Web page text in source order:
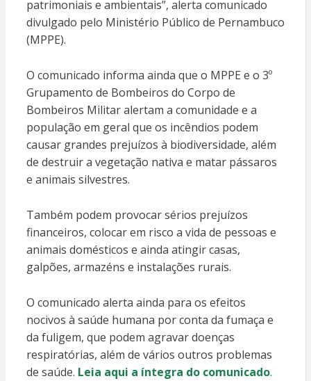
patrimoniais e ambientais”, alerta comunicado
divulgado pelo Ministério Público de Pernambuco
(MPPE).
O comunicado informa ainda que o MPPE e o 3º
Grupamento de Bombeiros do Corpo de
Bombeiros Militar alertam a comunidade e a
população em geral que os incêndios podem
causar grandes prejuízos à biodiversidade, além
de destruir a vegetação nativa e matar pássaros
e animais silvestres.
Também podem provocar sérios prejuízos
financeiros, colocar em risco a vida de pessoas e
animais domésticos e ainda atingir casas,
galpões, armazéns e instalações rurais.
O comunicado alerta ainda para os efeitos
nocivos à saúde humana por conta da fumaça e
da fuligem, que podem agravar doenças
respiratórias, além de vários outros problemas
de saúde. Leia aqui a íntegra do comunicado.